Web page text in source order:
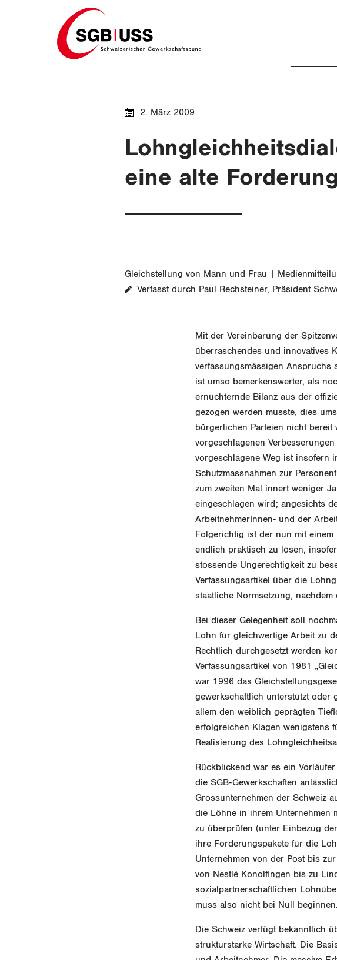
Home
2. März 2009
eine alte Forderung
Gleichstellung von Mann und Frau
Verfasst durch Paul Rechsteiner, Präsident
Mit der Vereinbarung der
überraschendes und innovatives
verfassungsmässigen Anspruchs
ist umso bemerkenswerter, als
ernüchternde Bilanz aus der
gezogen werden musste, dies
bürgerlichen Parteien nicht bereit
vorgeschlagenen
vorgeschlagene Weg ist insofern
Schutzmassnahmen zur
zum zweiten Mal innert weniger
eingeschlagen wird; angesichts
ArbeitnehmerInnen- und der
Folgerichtig ist der nun mit
endlich praktisch zu lösen,
stossende Ungerechtigkeit zu
Verfassungsartikel über die
staatliche Normsetzung,
Bei dieser Gelegenheit soll
Lohn für gleichwertige Arbeit zu
Rechtlich durchgesetzt werden
Verfassungsartikel von 1981
war 1996 das
gewerkschaftlich unterstützt oder
allem den weiblich geprägten
erfolgreichen Klagen wenigstens
Realisierung des
Rückblickend war es ein
die SGB-Gewerkschaften
Grossunternehmen der Schweiz
die Löhne in ihrem Unternehmen
zu überprüfen (unter Einbezug
ihre Forderungspakete für die
Unternehmen von der Post bis
von Nestlé Konolfingen bis zu
sozialpartnerschaftlichen
muss also nicht bei Null beginnen.
Die Schweiz verfügt bekanntlich
strukturstarke Wirtschaft. Die